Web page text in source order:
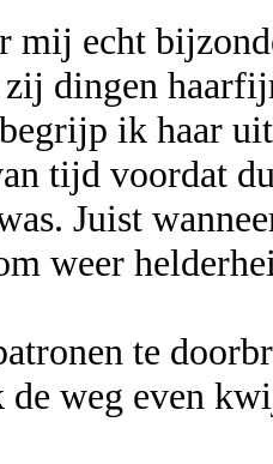
mij echt
dingen
ik haar
tijd voordat
Juist
weer
te
de weg even